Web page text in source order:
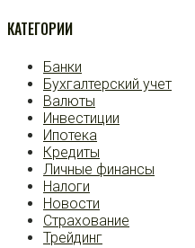
КАТЕГОРИИ
Банки
Бухгалтерский учет
Валюты
Инвестиции
Ипотека
Кредиты
Личные финансы
Налоги
Новости
Страхование
Трейдинг